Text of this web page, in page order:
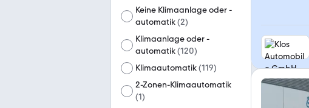
Keine Klimaanlage oder -
automatik(2)
Klimaanlage oder -
automatik(120)
Klimaautomatik(119)
2-Zonen-Klimaautomatik
(1)